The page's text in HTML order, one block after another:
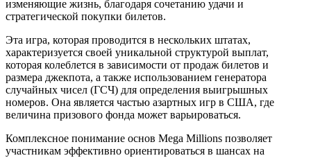
изменяющие жизнь, благодаря сочетанию удачи и
стратегической покупки билетов.
Эта игра, которая проводится в нескольких штатах,
характеризуется своей уникальной структурой выплат,
которая колеблется в зависимости от продаж билетов и
размера джекпота, а также использованием генератора
случайных чисел (ГСЧ) для определения выигрышных
номеров. Она является частью азартных игр в США, где
величина призового фонда может варьироваться.
Комплексное понимание основ Mega Millions позволяет
участникам эффективно ориентироваться в шансах на